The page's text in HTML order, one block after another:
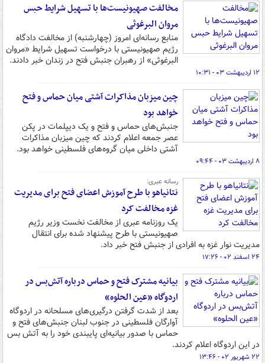
مخالفت صهیونیست‌ها با تسهیل شرایط حبس
مروان البرغوثی
منابع رسانه‌ای امروز (چهارشنبه) از مخالفت دادگاه
رژیم صهیونیستی با درخواست تسهیل شرایط «مروان
البرغوثی» از رهبران جنبش فتح در زندان خبر دادند.
۱۲ اردیبهشت ۰۳ - ۱۰:۳۱
چین میزبان مذاکرات آشتی میان حماس و فتح
خواهد بود
جنبش‌های حماس و فتح و یک دیپلمات در پکن
عصر جمعه اعلام کردند که چین میزبان مذاکرات
آشتی داخلی میان گروه‌های فلسطینی خواهد بود.
۸ اردیبهشت ۰۳ - ۰۹:۴۴
رسانه عبری:
نتانیاهو با طرح آموزش اعضای فتح برای مدیریت
غزه مخالفت کرد
یک روزنامه عبری از مخالفت نخست وزیر رژیم
صهیونیستی با طرح پیشنهاد شده برای انتقال
مدیریت نوار غزه به افرادی از جنبش فتح خبر داد.
۲۴ اسفند ۰۲ - ۱۷:۲۶
بیانیه مشترک فتح و حماس درباره آتش‌بس در
اردوگاه «عین الحلوه»
بعد از شدت گرفتن درگیری‌های مسلحانه در اردوگاه
آوارگان فلسطینی در جنوب لبنان جنبش‌های فتح و
حماس با صدور بیانیه‌ای پایبندی خود را به آتش بس
در این اردوگاه اعلام کردند.
۲۲ شهریور ۰۲ - ۱۳:۴۶